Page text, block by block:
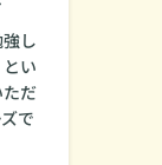
し
い
だ
で